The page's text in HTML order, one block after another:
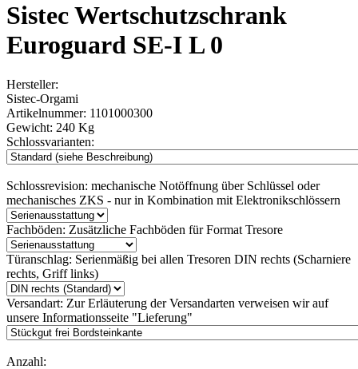
Sistec Wertschutzschrank
Euroguard SE-I L 0
Hersteller:
Sistec-Orgami
Artikelnummer: 1101000300
Gewicht: 240 Kg
Schlossvarianten:
Schlossrevision: mechanische Notöffnung über Schlüssel oder
mechanisches ZKS - nur in Kombination mit Elektronikschlössern
Fachböden: Zusätzliche Fachböden für Format Tresore
Türanschlag: Serienmäßig bei allen Tresoren DIN rechts (Scharniere
rechts, Griff links)
Versandart: Zur Erläuterung der Versandarten verweisen wir auf
unsere Informationsseite "Lieferung"
Anzahl: